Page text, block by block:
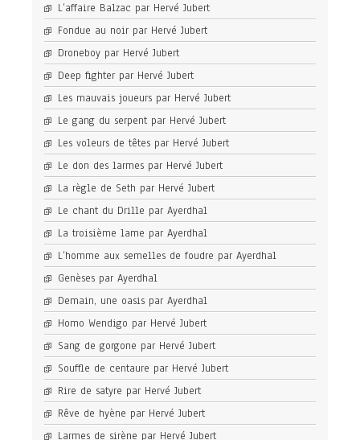
L’affaire Balzac par Hervé Jubert
Fondue au noir par Hervé Jubert
Droneboy par Hervé Jubert
Deep fighter par Hervé Jubert
Les mauvais joueurs par Hervé Jubert
Le gang du serpent par Hervé Jubert
Les voleurs de têtes par Hervé Jubert
Le don des larmes par Hervé Jubert
La règle de Seth par Hervé Jubert
Le chant du Drille par Ayerdhal
La troisième lame par Ayerdhal
L’homme aux semelles de foudre par Ayerdhal
Genèses par Ayerdhal
Demain, une oasis par Ayerdhal
Homo Wendigo par Hervé Jubert
Sang de gorgone par Hervé Jubert
Souffle de centaure par Hervé Jubert
Rire de satyre par Hervé Jubert
Rêve de hyène par Hervé Jubert
Larmes de sirène par Hervé Jubert